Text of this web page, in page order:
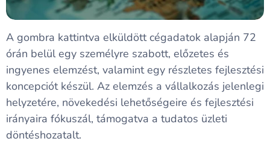
A gombra kattintva elküldött cégadatok alapján 72
órán belül egy személyre szabott, előzetes és
ingyenes elemzést, valamint egy részletes fejlesztési
koncepciót készül. Az elemzés a vállalkozás jelenlegi
helyzetére, növekedési lehetőségeire és fejlesztési
irányaira fókuszál, támogatva a tudatos üzleti
döntéshozatalt.